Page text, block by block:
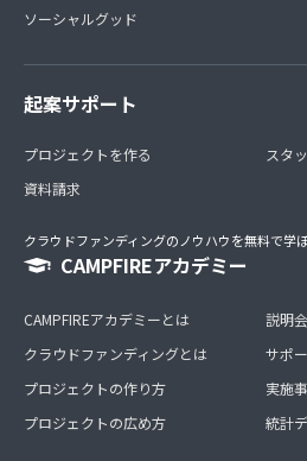
ソーシャルグッド
起案サポート
プロジェクトを作る
資料請求
スタ
クラウドファンディングのノウハウを無料で学
CAMPFIREアカデミー
CAMPFIREアカデミーとは
クラウドファンディングとは
プロジェクトの作り方
プロジェクトの広め方
説明
サポ
実施
統計